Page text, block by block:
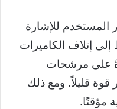
المستخدم للإشارة
إتلاف الكاميرات
على مرشحات
قوة قليلاً. ومع ذلك
مؤقتًا.